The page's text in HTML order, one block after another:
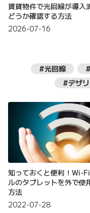
賃貸物件で光回線が導入
どうか確認する方法
2026-07-16
#光回線
#デザ
知っておくと便利！Wi-
ルのタブレットを外で使
方法
2022-07-28